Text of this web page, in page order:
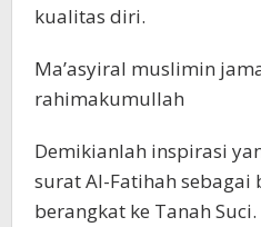
kualitas diri.
Ma’asyiral muslimin
rahimakumullah
Demikianlah inspirasi
surat Al-Fatihah
berangkat ke Tanah